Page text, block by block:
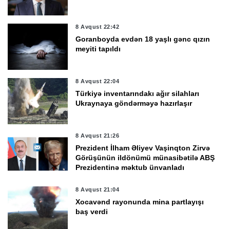
8 Avqust 22:42
Goranboyda evdən 18 yaşlı gənc qızın
meyiti tapıldı
8 Avqust 22:04
Türkiyə inventarındakı ağır silahları
Ukraynaya göndərməyə hazırlaşır
8 Avqust 21:26
Prezident İlham Əliyev Vaşinqton Zirvə
Görüşünün ildönümü münasibətilə ABŞ
Prezidentinə məktub ünvanladı
8 Avqust 21:04
Xocavənd rayonunda mina partlayışı
baş verdi